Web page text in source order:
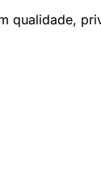
qualidade,